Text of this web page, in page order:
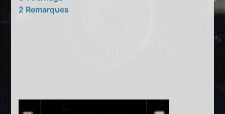
2 Remarques